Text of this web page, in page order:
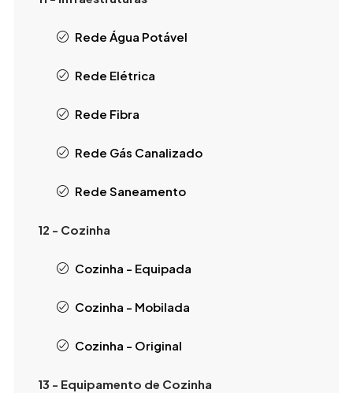
Rede Água Potável
Rede Elétrica
Rede Fibra
Rede Gás Canalizado
Rede Saneamento
12 - Cozinha
Cozinha - Equipada
Cozinha - Mobilada
Cozinha - Original
13 - Equipamento de Cozinha